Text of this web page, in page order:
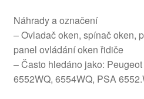
Náhrady a označení
– Ovladač oken, spínač oken,
panel ovládání oken řidiče
– Často hledáno jako:
6552WQ, 6554WQ, PSA